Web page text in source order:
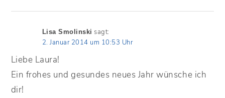
Lisa Smolinski sagt:
2. Januar 2014 um 10:53 Uhr
Liebe Laura!
Ein frohes und gesundes neues Jahr wünsche ich
dir!